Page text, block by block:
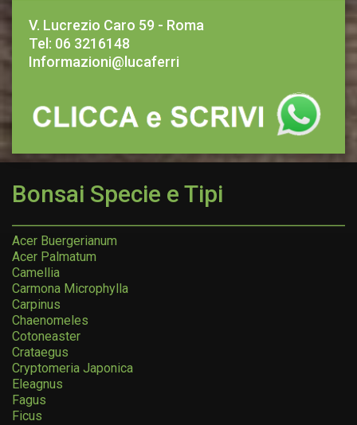
V. Lucrezio Caro 59 - Roma
Tel: 06 3216148
Informazioni@lucaferri
Bonsai Specie e Tipi
Acer Buergerianum
Acer Palmatum
Camellia
Carmona Microphylla
Carpinus
Chaenomeles
Cotoneaster
Crataegus
Cryptomeria Japonica
Eleagnus
Fagus
Ficus